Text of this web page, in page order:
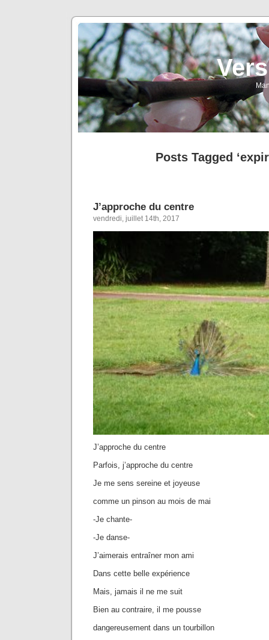
Posts Tagged
J’approche du centre
vendredi, juillet 14th, 2017
J’approche du centre
Parfois, j’approche du centre
Je me sens sereine et joyeuse
comme un pinson au mois de mai
-Je chante-
-Je danse-
J’aimerais entraîner mon ami
Dans cette belle expérience
Mais, jamais il ne me suit
Bien au contraire, il me pousse
dangereusement dans un tourbillon